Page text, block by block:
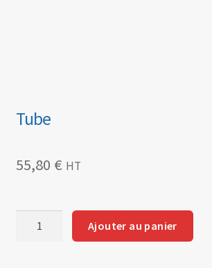
Tube
55,80 € HT
Ajouter au panier